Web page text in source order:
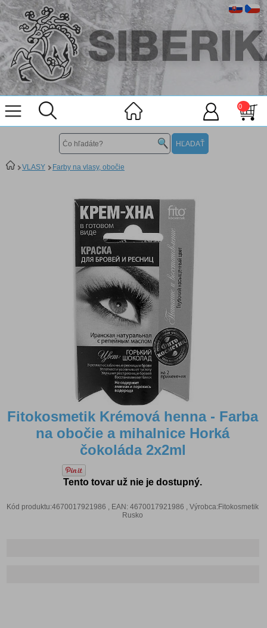
0
VLASY Farby na vlasy, obočie
Fitokosmetik Krémová henna - Farba
na obočie a mihalnice Horká
čokoláda 2x2ml
Tento tovar už nie je dostupný.
Kód produktu:4670017921986 , EAN: 4670017921986 , Výrobca:Fitokosmetik
Rusko